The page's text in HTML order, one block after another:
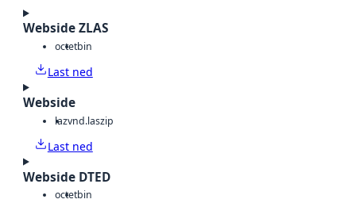
Webside ZLAS
octetbin
Last ned
Webside
lazvnd.laszip
Last ned
Webside DTED
octetbin